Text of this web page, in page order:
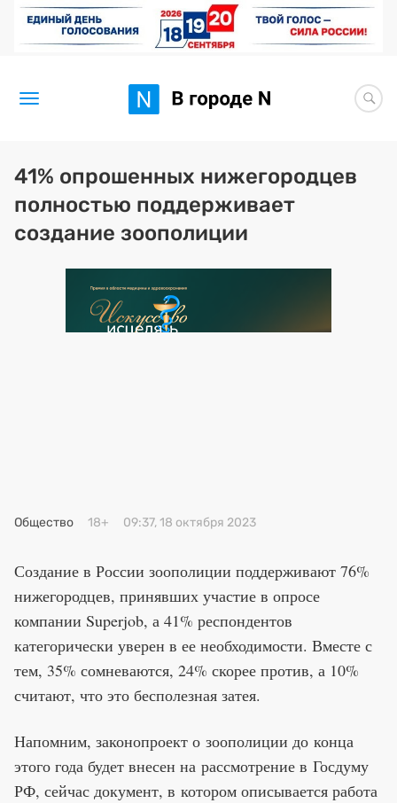
Новости
Статьи
Здоровье
BORЩ
Искусство исцелять
41% опрошенных нижегородцев
полностью поддерживает
создание зоополиции
Общество 18+ 09:37, 18 октября 2023
Создание в России зоополиции поддерживают 76%
нижегородцев, принявших участие в опросе
компании Superjob, а 41% респондентов
категорически уверен в ее необходимости. Вместе с
тем, 35% сомневаются, 24% скорее против, а 10%
считают, что это бесполезная затея.
Напомним, законопроект о зоополиции до конца
этого года будет внесен на рассмотрение в Госдуму
РФ, сейчас документ, в котором описывается работа